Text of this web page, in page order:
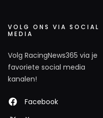
voorgetrokken op
tegenstand gekregen.
snel veranderen. Nu
vinger in de pap gaat
seizoen gaat Hamilton
VOLG ONS VIA SOCIAL
MEDIA
Volg RacingNews365 via je
favoriete social media
kanalen!
Facebook